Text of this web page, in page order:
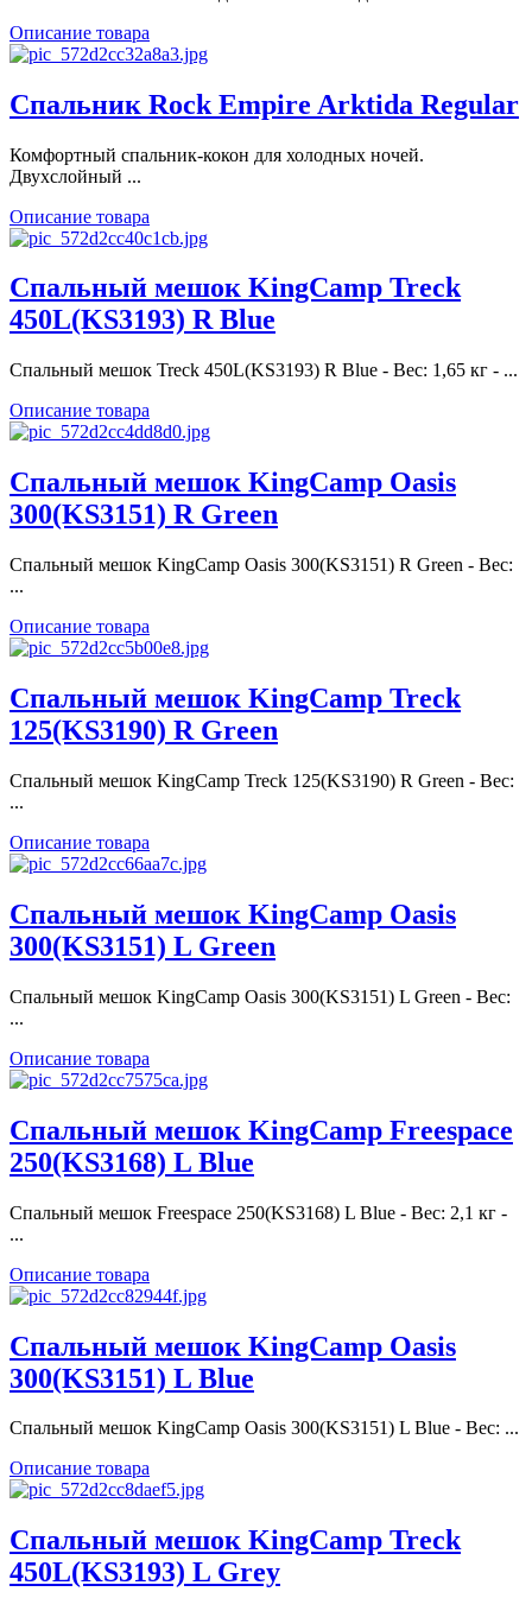
Описание товара
Спальник Rock Empire Arktida Regular
Комфортный спальник-кокон для холодных ночей.
Двухслойный ...
Описание товара
Спальный мешок KingCamp Treck
450L(KS3193) R Blue
Спальный мешок Treck 450L(KS3193) R Blue - Вес: 1,65 кг - ...
Описание товара
Спальный мешок KingCamp Oasis
300(KS3151) R Green
Спальный мешок KingCamp Oasis 300(KS3151) R Green - Вес:
...
Описание товара
Спальный мешок KingCamp Treck
125(KS3190) R Green
Спальный мешок KingCamp Treck 125(KS3190) R Green - Вес:
...
Описание товара
Спальный мешок KingCamp Oasis
300(KS3151) L Green
Спальный мешок KingCamp Oasis 300(KS3151) L Green - Вес:
...
Описание товара
Спальный мешок KingCamp Freespace
250(KS3168) L Blue
Спальный мешок Freespace 250(KS3168) L Blue - Вес: 2,1 кг -
...
Описание товара
Спальный мешок KingCamp Oasis
300(KS3151) L Blue
Спальный мешок KingCamp Oasis 300(KS3151) L Blue - Вес: ...
Описание товара
Спальный мешок KingCamp Treck
450L(KS3193) L Grey